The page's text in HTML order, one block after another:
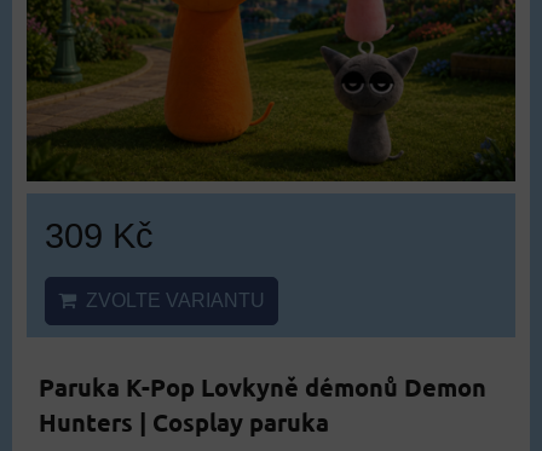
309 Kč
ZVOLTE VARIANTU
Paruka K-Pop Lovkyně démonů Demon
Hunters | Cosplay paruka